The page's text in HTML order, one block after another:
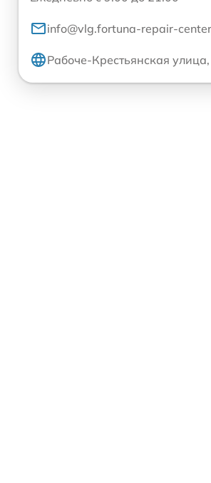
info@vlg.fortuna-repair-
Рабоче-Крестьянская